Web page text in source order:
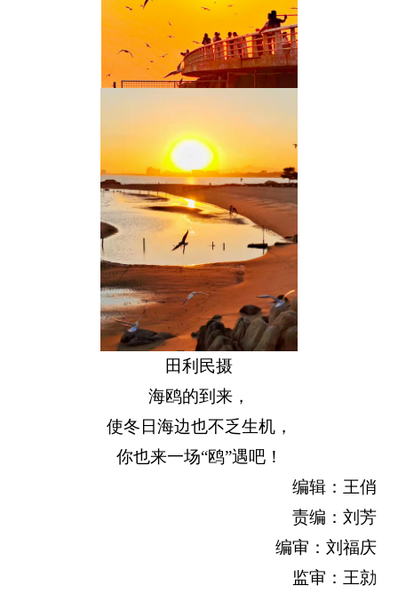
田利民摄
海鸥的到来，
使冬日海边也不乏生机，
你也来一场“鸥”遇吧！
编辑：王俏
责编：刘芳
编审：刘福庆
监审：王勍